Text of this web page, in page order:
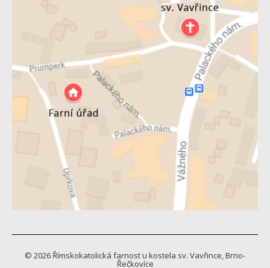
© 2026 Římskokatolická farnost u kostela sv. Vavřince, Brno-
Řečkovíce